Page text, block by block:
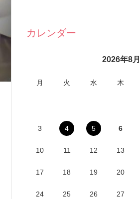
カレンダー
2026年8月
月 火 水 木
3 4 5 6
10 11 12 13
17 18 19 20
24 25 26 27